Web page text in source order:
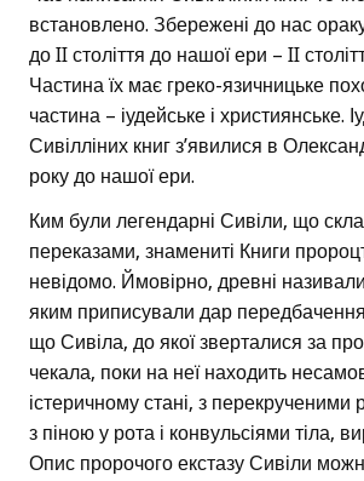
встановлено. Збережені до нас
до II століття до нашої ери – II
Частина їх має греко-язичницьке
частина – іудейське і християнське.
Сивілліних книг з’явилися в
року до нашої ери.
Ким були легендарні Сивіли, що
переказами, знамениті Книги
невідомо. Ймовірно, древні
яким приписували дар
що Сивіла, до якої зверталися за
чекала, поки на неї находить
істеричному стані, з перекрученими
з піною у рота і конвульсіями тіла,
Опис пророчого екстазу Сивіли